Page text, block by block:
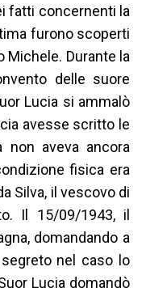
fatti concernenti la
furono scoperti
Michele. Durante la
delle suore
Lucia si ammalò
avesse scritto le
aveva ancora
fisica era
Silva, il vescovo di
Il 15/09/1943, il
domandando a
nel caso lo
Lucia domandò